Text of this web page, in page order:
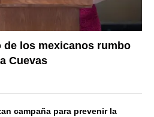
de los mexicanos rumbo
Cuevas
campaña para prevenir la